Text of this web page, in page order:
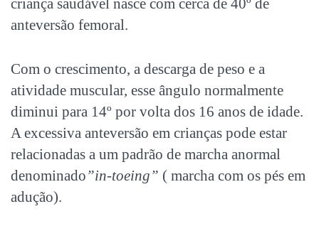
anteversão femoral.
Com o crescimento, a descarga de peso e a
atividade muscular, esse ângulo normalmente
diminui para 14º por volta dos 16 anos de idade.
A excessiva anteversão em crianças pode estar
relacionadas a um padrão de marcha anormal
denominado”in-toeing” ( marcha com os pés em
adução).